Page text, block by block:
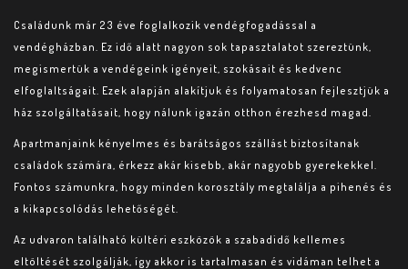
Családunk már 23 éve foglalkozik vendégfogadással a
vendégházban. Ez idő alatt nagyon sok tapasztalatot szereztünk,
megismertük a vendégeink igényeit, szokásait és kedvenc
elfoglaltságait. Ezek alapján alakítjuk és folyamatosan fejlesztjük a
ház szolgáltatásait, hogy nálunk igazán otthon érezhesd magad.
Apartmanjaink kényelmes és barátságos szállást biztosítanak
családok számára, érkezz akár kisebb, akár nagyobb gyerekekkel.
Fontos számunkra, hogy minden korosztály megtalálja a pihenés és
a kikapcsolódás lehetőségét.
Az udvaron található kültéri eszközök a szabadidő kellemes
eltöltését szolgálják, így akkor is tartalmasan és vidáman telhet a